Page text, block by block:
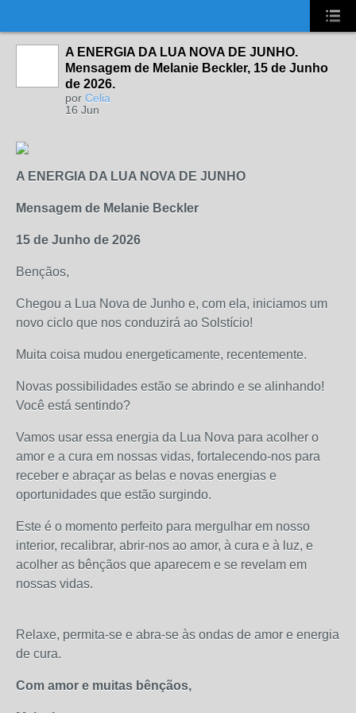
A ENERGIA DA LUA NOVA DE JUNHO.
Mensagem de Melanie Beckler, 15 de Junho
de 2026.
por Celia
16 Jun
A ENERGIA DA LUA NOVA DE JUNHO
Mensagem de Melanie Beckler
15 de Junho de 2026
Bençãos,
Chegou a Lua Nova de Junho e, com ela, iniciamos um
novo ciclo que nos conduzirá ao Solstício!
Muita coisa mudou energeticamente, recentemente.
Novas possibilidades estão se abrindo e se alinhando!
Você está sentindo?
Vamos usar essa energia da Lua Nova para acolher o
amor e a cura em nossas vidas, fortalecendo-nos para
receber e abraçar as belas e novas energias e
oportunidades que estão surgindo.
Este é o momento perfeito para mergulhar em nosso
interior, recalibrar, abrir-nos ao amor, à cura e à luz, e
acolher as bênçãos que aparecem e se revelam em
nossas vidas.
Relaxe, permita-se e abra-se às ondas de amor e energia
de cura.
Com amor e muitas bênçãos,